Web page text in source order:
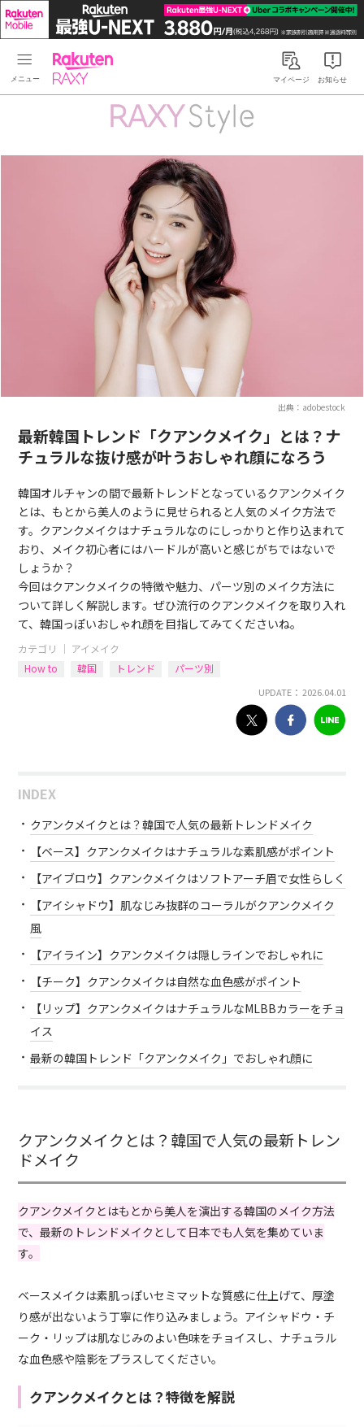
Rakuten RAXYマイページ お知らせ
出典：adobestock
最新韓国トレンド「クアンクメイク」とは？ナ
チュラルな抜け感が叶うおしゃれ顔になろう
韓国オルチャンの間で最新トレンドとなっているクアンクメイク
とは、もとから美人のように見せられると人気のメイク方法で
す。クアンクメイクはナチュラルなのにしっかりと作り込まれて
おり、メイク初心者にはハードルが高いと感じがちではないで
しょうか？
今回はクアンクメイクの特徴や魅力、パーツ別のメイク方法に
ついて詳しく解説します。ぜひ流行のクアンクメイクを取り入れ
て、韓国っぽいおしゃれ顔を目指してみてくださいね。
カテゴリ ｜ アイメイク
How to
韓国 トレンド パーツ別
UPDATE： 2026.04.01
INDEX
クアンクメイクとは？韓国で人気の最新トレンドメイク
【ベース】クアンクメイクはナチュラルな素肌感がポイント
【アイブロウ】クアンクメイクはソフトアーチ眉で女性らしく
【アイシャドウ】肌なじみ抜群のコーラルがクアンクメイク
風
【アイライン】クアンクメイクは隠しラインでおしゃれに
【チーク】クアンクメイクは自然な血色感がポイント
【リップ】クアンクメイクはナチュラルなMLBBカラーをチョ
イス
最新の韓国トレンド「クアンクメイク」でおしゃれ顔に
クアンクメイクとは？韓国で人気の最新トレン
ドメイク
クアンクメイクとはもとから美人を演出する韓国のメイク方法
で、最新のトレンドメイクとして日本でも人気を集めていま
す。
ベースメイクは素肌っぽいセミマットな質感に仕上げて、厚塗
り感が出ないよう丁寧に作り込みましょう。アイシャドウ・チ
ーク・リップは肌なじみのよい色味をチョイスし、ナチュラル
な血色感や陰影をプラスしてください。
クアンクメイクとは？特徴を解説